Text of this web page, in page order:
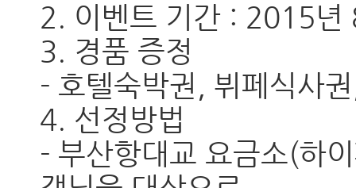
2. 이벤트 기간 : 2015
3. 경품 증정
- 호텔숙박권, 뷔페식사
4. 선정방법
- 부산항대교 요금소(하